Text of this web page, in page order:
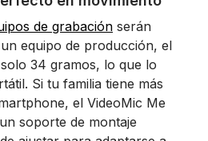
de grabación serán
equipo de producción, el
34 gramos, lo que lo
Si tu familia tiene más
el VideoMic Me
soporte de montaje